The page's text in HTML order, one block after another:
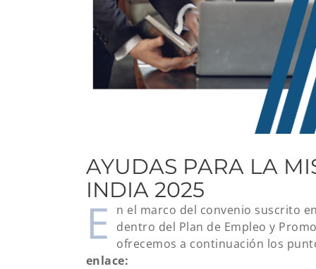
AYUDAS PARA LA
INDIA 2025
E
n el marco del convenio suscrito
dentro del Plan de Empleo y
ofrecemos a continuación los
enlace: